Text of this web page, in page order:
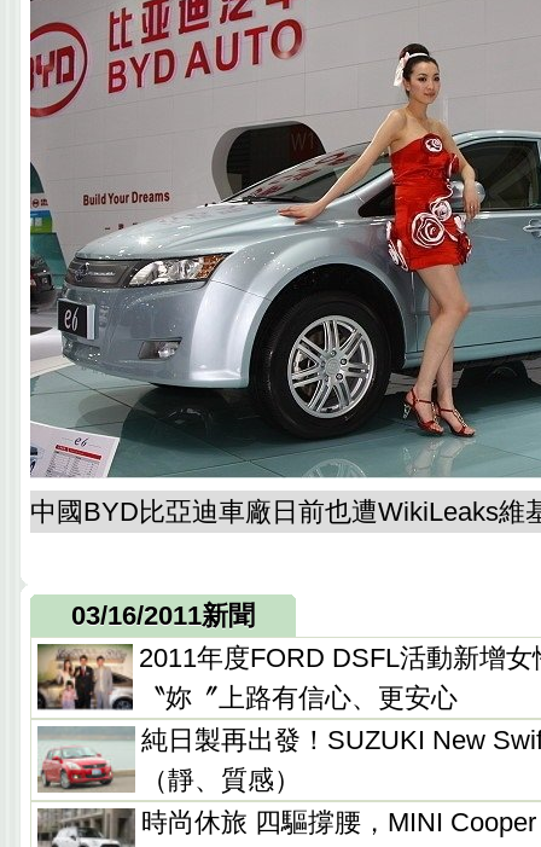
中國BYD比亞迪車廠日前也遭WikiLeaks維
03/16/2011新聞
2011年度FORD DSFL活動新增
〝妳〞上路有信心、更安心
純日製再出發！SUZUKI New
（靜、質感）
時尚休旅 四驅撐腰，MINI